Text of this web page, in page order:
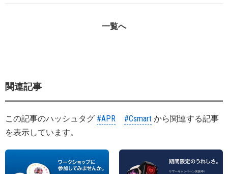
一覧へ
関連記事
この記事のハッシュタグ #APR #Csmart から関連する記事
を表示しています。